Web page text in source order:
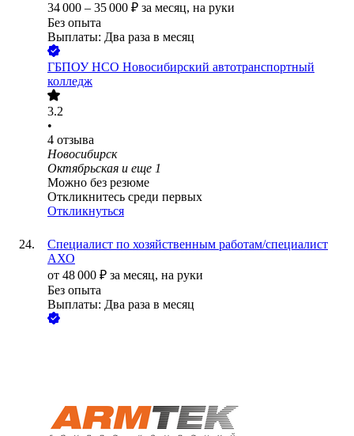
34 000 – 35 000 ₽ за месяц, на руки
Без опыта
Выплаты: Два раза в месяц
ГБПОУ НСО Новосибирский автотранспортный
колледж
3.2
•
4 отзыва
Новосибирск
Октябрьская и еще 1
Можно без резюме
Откликнитесь среди первых
Откликнуться
Специалист по хозяйственным работам/специалист
АХО
от 48 000 ₽ за месяц, на руки
Без опыта
Выплаты: Два раза в месяц